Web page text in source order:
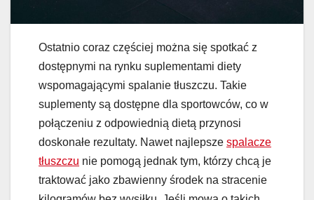
Ostatnio coraz częściej można się spotkać z
dostępnymi na rynku suplementami diety
wspomagającymi spalanie tłuszczu. Takie
suplementy są dostępne dla sportowców, co w
połączeniu z odpowiednią dietą przynosi
doskonałe rezultaty. Nawet najlepsze spalacze
tłuszczu nie pomogą jednak tym, którzy chcą je
traktować jako zbawienny środek na stracenie